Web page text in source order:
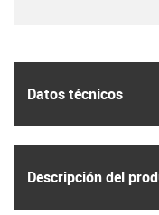
Datos técnicos
Descripción del